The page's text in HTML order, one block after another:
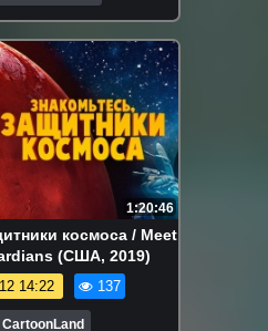
1:20:46
космоса / Meet
(США, 2019)
14:22 137
CartoonLand